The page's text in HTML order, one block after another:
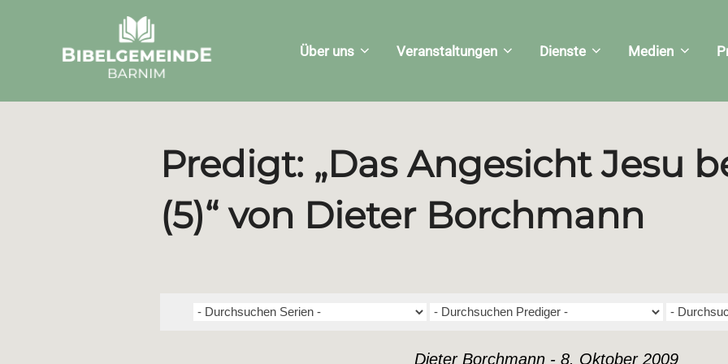
Über uns Veranstaltungen Dienste Medien
Predigt: „Das Angesicht Jesu
(5)“ von Dieter Borchmann
Dieter Borchmann - 8. Oktober 2009